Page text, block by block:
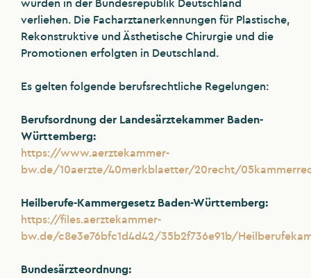
wurden in der Bundesrepublik Deutschland
verliehen. Die Facharztanerkennungen für Plastische,
Rekonstruktive und Ästhetische Chirurgie und die
Promotionen erfolgten in Deutschland.
Es gelten folgende berufsrechtliche Regelungen:
Berufsordnung der Landesärztekammer Baden-
Württemberg:
https://www.aerztekammer-
bw.de/10aerzte/40merkblaetter/20recht/
Heilberufe-Kammergesetz Baden-Württemberg:
https://files.aerztekammer-
bw.de/c8e3e76bfc1d4d42/35b2f736e91b/
Bundesärzteordnung: